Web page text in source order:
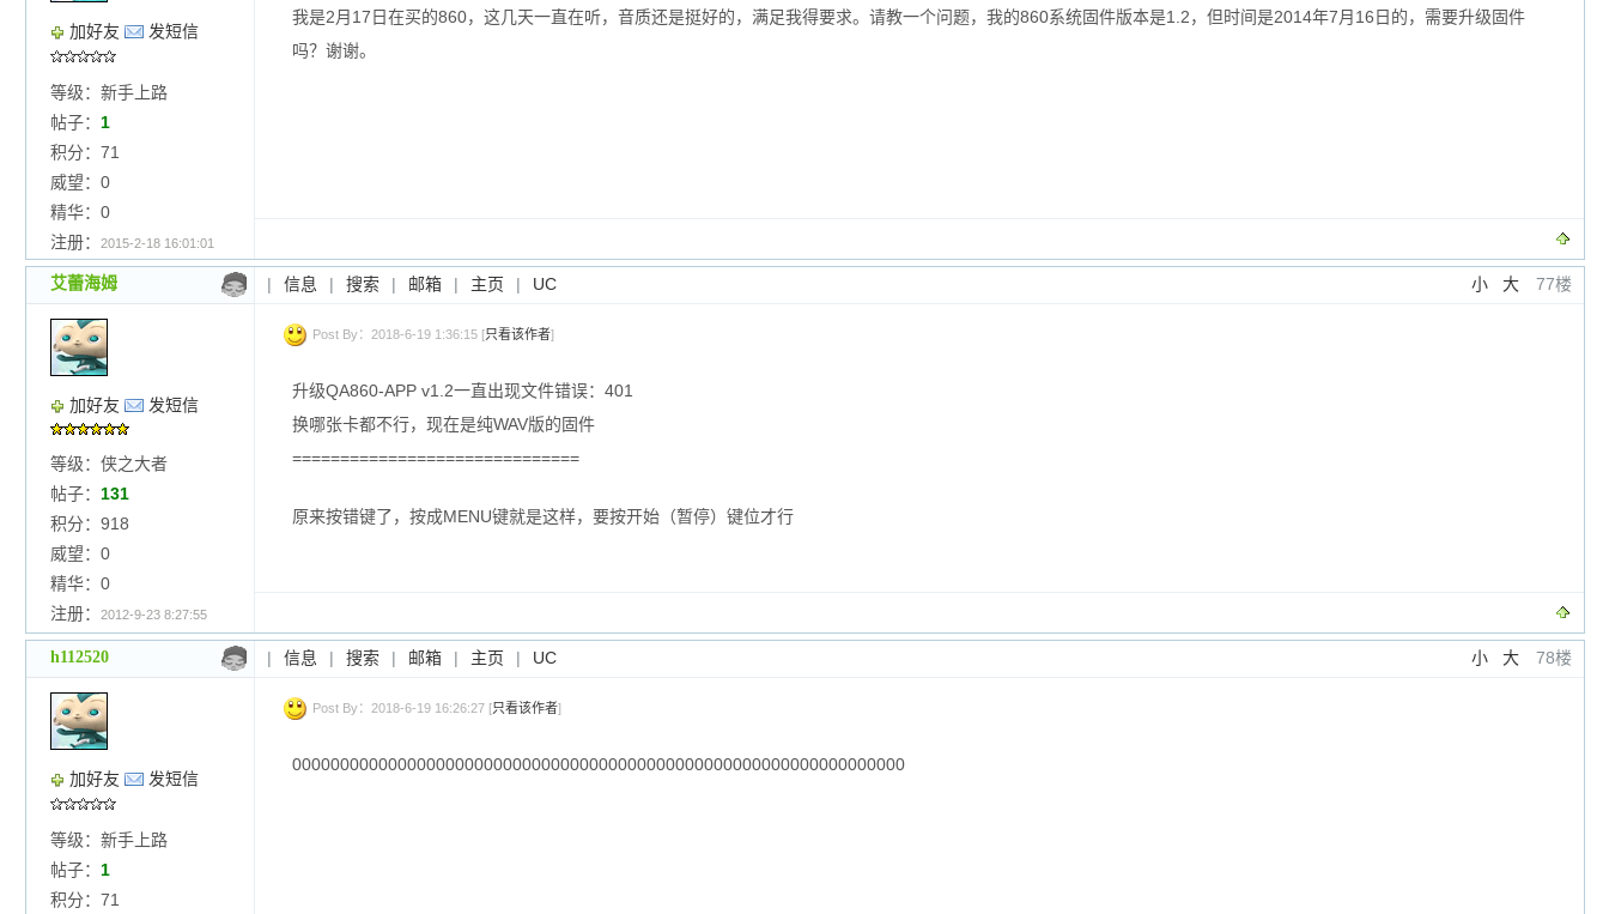
加好友 发短信
等级：新手上路
帖子： 1
积分：71
威望：0
精华：0
注册：
2015-2-18 16:01:01
我是2月17日在买的860，这几天一直在听，音质还是挺好的，满足我得要求。请教一个问题，我的860系统固件版本是1.2，但时间是2014年7月16日的，需要升级固件
吗？谢谢。
艾蕾海姆 小 大 77楼
| 信息 | 搜索 | 邮箱 | 主页 | UC
加好友 发短信
等级：侠之大者
帖子： 131
积分：918
威望：0
精华：0
注册：
2012-9-23 8:27:55
Post By：2018-6-19 1:36:15 [只看该作者]
升级QA860-APP v1.2一直出现文件错误：401
换哪张卡都不行，现在是纯WAV版的固件
==============================
原来按错键了，按成MENU键就是这样，要按开始（暂停）键位才行
h112520 小 大 78楼
| 信息 | 搜索 | 邮箱 | 主页 | UC
加好友 发短信
等级：新手上路
帖子： 1
积分：71
Post By：2018-6-19 16:26:27 [只看该作者]
0000000000000000000000000000000000000000000000000000000000000000